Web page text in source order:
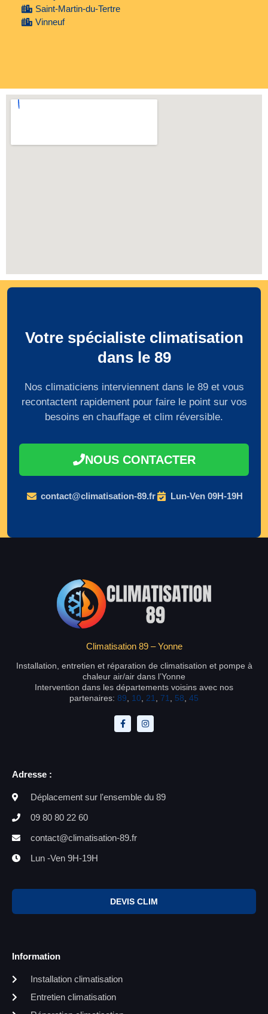
Saint-Martin-du-Tertre
Vinneuf
Votre spécialiste climatisation
dans le 89
Nos climaticiens interviennent dans le 89 et vous
recontactent rapidement pour faire le point sur vos
besoins en chauffage et clim réversible.
NOUS CONTACTER
contact@climatisation-89.fr Lun-Ven 09H-19H
Climatisation 89 – Yonne
Installation, entretien et réparation de climatisation et pompe à
chaleur air/air dans l’Yonne
Intervention dans les départements voisins avec nos
partenaires: 89 10 21 71 58 45
Adresse :
Déplacement sur l'ensemble du 89
09 80 80 22 60
contact@climatisation-89.fr
Lun -Ven 9H-19H
DEVIS CLIM
Information
Installation climatisation
Entretien climatisation